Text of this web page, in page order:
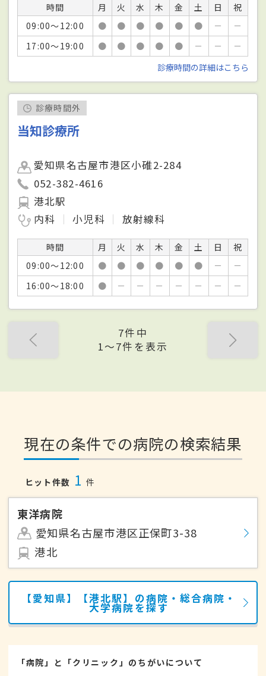
時間 月 火 水 木 金 土 日
祝
09:00～12:00
● ● ● ● ● ● －
－
17:00～19:00
● ● ● ● ● － －
－
診療時間の詳細はこちら
診療時間外
当知診療所
愛知県名古屋市港区小碓2-284
052-382-4616
港北駅
内科
小児科 放射線科
時間 月 火 水 木 金 土 日
祝
09:00～12:00
● ● ● ● ● ● －
－
16:00～18:00
● － － － － － － －
7件中
1〜7件を表示
現在の条件での病院の検索結果
ヒット件数 1 件
東洋病院
愛知県名古屋市港区正保町3-38
港北
【愛知県】【港北駅】の病院・総合病院・
大学病院を探す
「病院」と「クリニック」のちがいについて